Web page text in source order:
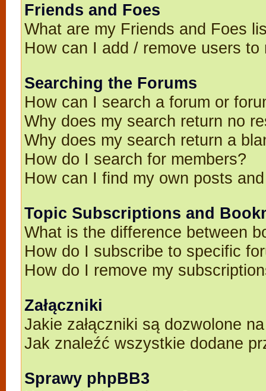
Friends and Foes
What are my Friends and Foes
How can I add / remove users
Searching the Forums
How can I search a forum or
Why does my search return no
Why does my search return a
How do I search for members?
How can I find my own posts
Topic Subscriptions and
What is the difference between
How do I subscribe to specific
How do I remove my
Załączniki
Jakie załączniki są dozwolone
Jak znaleźć wszystkie dodane
Sprawy phpBB3